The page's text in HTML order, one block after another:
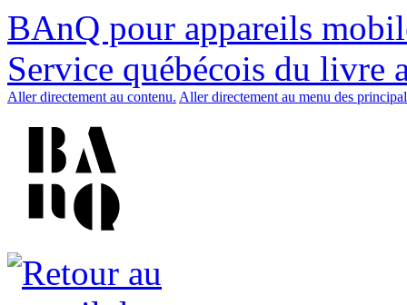
BAnQ pour appareils
Service québécois du livre
Aller directement au contenu. Aller directement au menu des